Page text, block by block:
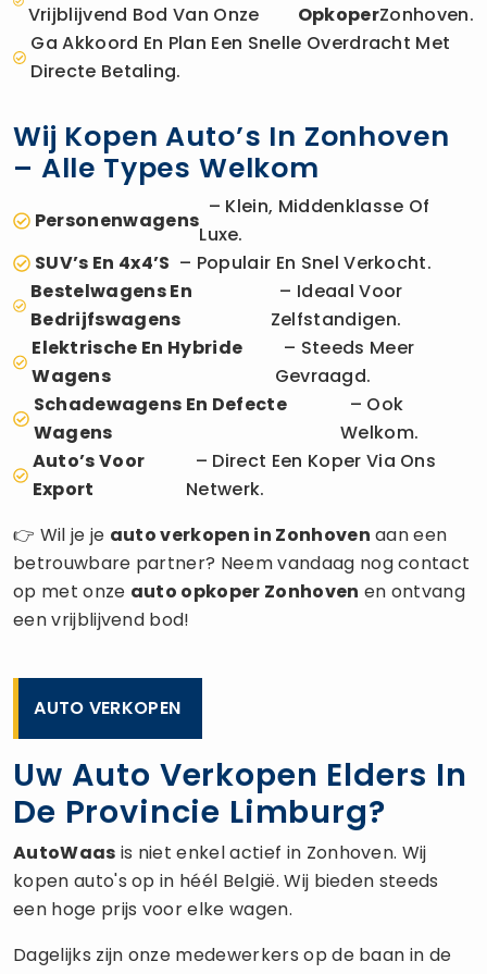
Vrijblijvend Bod Van Onze
OpkoperZonhoven.
Ga Akkoord En Plan Een Snelle Overdracht Met
Directe Betaling.
Wij Kopen Auto’s In Zonhoven
– Alle Types Welkom
Personenwagens
– Klein, Middenklasse Of
Luxe.
SUV’s En 4x4’s – Populair En Snel Verkocht.
Bestelwagens En
Bedrijfswagens
– Ideaal Voor
Zelfstandigen.
Elektrische En Hybride
Wagens
– Steeds Meer
Gevraagd.
Schadewagens En Defecte
Wagens
– Ook
Welkom.
Auto’s Voor
Export
– Direct Een Koper Via Ons
Netwerk.
👉 Wil je je auto verkopen in Zonhoven aan een
betrouwbare partner? Neem vandaag nog contact
op met onze auto opkoper Zonhoven en ontvang
een vrijblijvend bod!
AUTO VERKOPEN
Uw Auto Verkopen Elders In
De Provincie Limburg?
AutoWaas is niet enkel actief in Zonhoven. Wij
kopen auto's op in héél België. Wij bieden steeds
een hoge prijs voor elke wagen.
Dagelijks zijn onze medewerkers op de baan in de